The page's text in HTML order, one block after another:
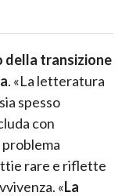
della transizione
. «La letteratura
spesso
con
rare e riflette
«La